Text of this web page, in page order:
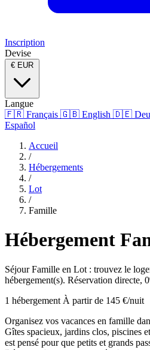
Inscription
Devise
€ EUR
Langue
🇫🇷 Français 🇬🇧 English 🇩🇪
Español
Accueil
/
Hébergements
/
Lot
/
Famille
Hébergement
Séjour Famille en Lot : trouvez le
hébergement(s). Réservation directe,
1 hébergement À partir de 145 €/nuit
Organisez vos vacances en famille
Gîtes spacieux, jardins clos, piscines
est pensé pour que petits et grands